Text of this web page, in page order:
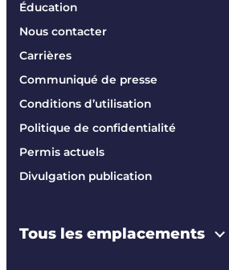
Éducation
Nous contacter
Carrières
Communiqué de presse
Conditions d’utilisation
Politique de confidentialité
Permis actuels
Divulgation publication
Tous les emplacements